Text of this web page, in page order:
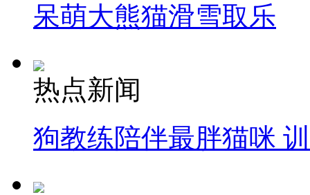
呆萌大熊猫滑雪取乐
热点新闻
狗教练陪伴最胖猫咪